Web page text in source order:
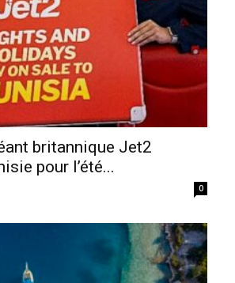
britannique Jet2
pour l’été...
0